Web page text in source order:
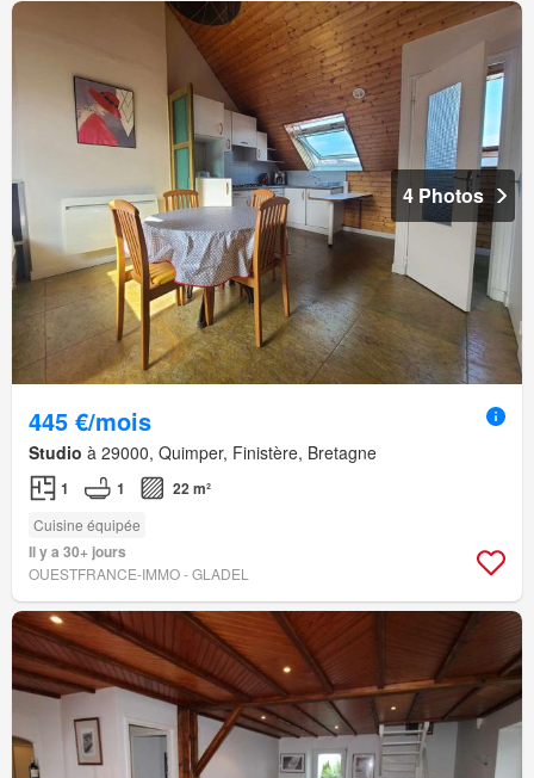
4 Photos
445 €/mois
Studio à 29000, Quimper, Finistère, Bretagne
1 1 22 m²
Cuisine équipée
Il y a 30+ jours
OUESTFRANCE-IMMO - GLADEL